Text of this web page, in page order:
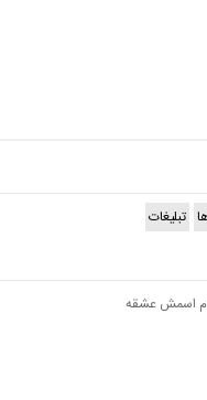
تبلیغات
اسمش عشقه